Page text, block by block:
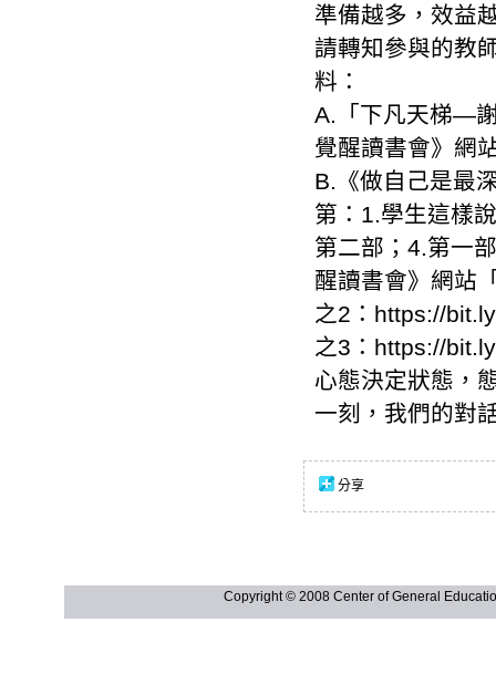
準備越多，效益
請轉知參與的教
料：
A.「下凡天梯—
覺醒讀書會》網
B.《做自己是最
第：1.學生這樣
第二部；4.第一
醒讀書會》網站
之2： https://
之3： https://
心態決定狀態，
一刻，我們的對
分享
Copyright © 2008 Center of General